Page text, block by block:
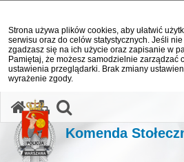
Strona używa plików cookies, aby ułatwić
serwisu oraz do celów statystycznych. Jeśli
zgadzasz się na ich użycie oraz zapisanie w
Pamiętaj, że możesz samodzielnie zarządzać
ustawienia przeglądarki. Brak zmiany
wyrażenie zgody.
Komenda